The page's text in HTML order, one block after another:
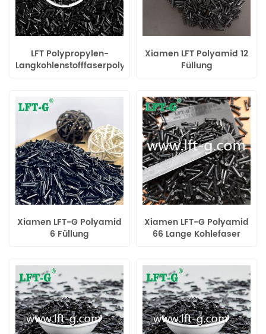
LFT Polypropylen-
Langkohlenstofffaserpolymer
Xiamen LFT Polyamid 12
Füllung
Autoteile
Xiamen LFT-G Polyamid
6 Füllung
Material
Xiamen LFT-G Polyamid
66 Lange Kohlefaser
Autoteile